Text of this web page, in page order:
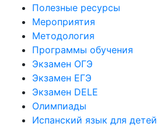
Полезные ресурсы
Мероприятия
Методология
Программы обучения
Экзамен ОГЭ
Экзамен ЕГЭ
Экзамен DELE
Олимпиады
Испанский язык для детей